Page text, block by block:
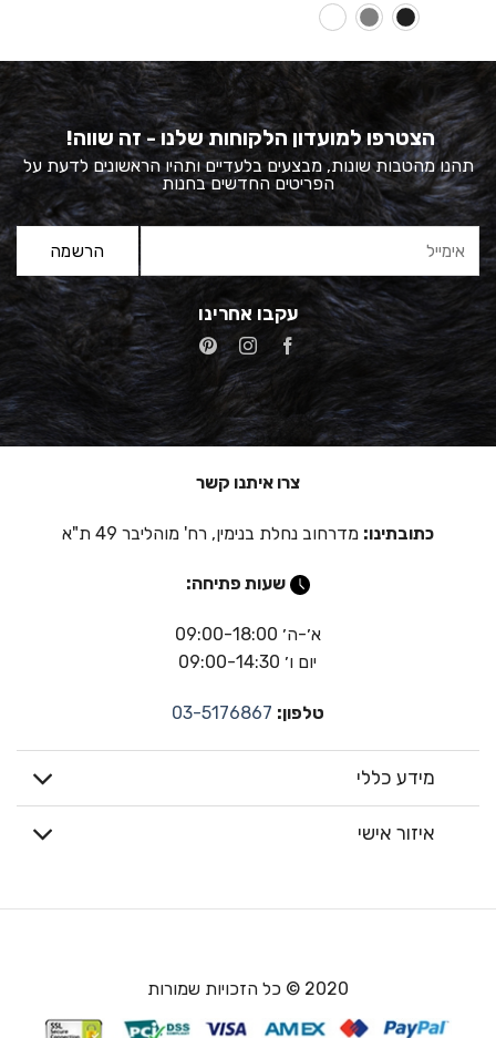
הצטרפו למועדון הלקוחות שלנו - זה שווה!
תהנו מהטבות שונות, מבצעים בלעדיים ותהיו הראשונים לדעת על
הפריטים החדשים בחנות
עקבו אחרינו
צרו איתנו קשר
כתובתינו: מדרחוב נחלת בנימין, רח' מוהליבר 49 ת"א
שעות פתיחה:
א׳-ה׳ 09:00-18:00
יום ו׳ 09:00-14:30
טלפון: 03-5176867
מידע כללי
איזור אישי
2020 © כל הזכויות שמורות